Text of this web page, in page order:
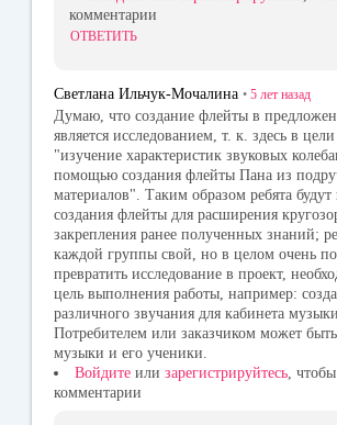
комментарии
ОТВЕТИТЬ
Светлана Ильчук-Мочалина • 5 лет назад
Думаю, что создание флейты в
является исследованием, т. к. здесь в
"изучение характеристик звуковых
помощью создания флейты Пана из
материалов". Таким образом ребята будут
создания флейты для расширения
закрепления ранее полученных знаний;
каждой группы свой, но в целом очень
превратить исследование в проект,
цель выполнения работы, например:
различного звучания для кабинета
Потребителем или заказчиком может
музыки и его ученики.
Войдите или зарегистрируйтесь, чтобы
комментарии